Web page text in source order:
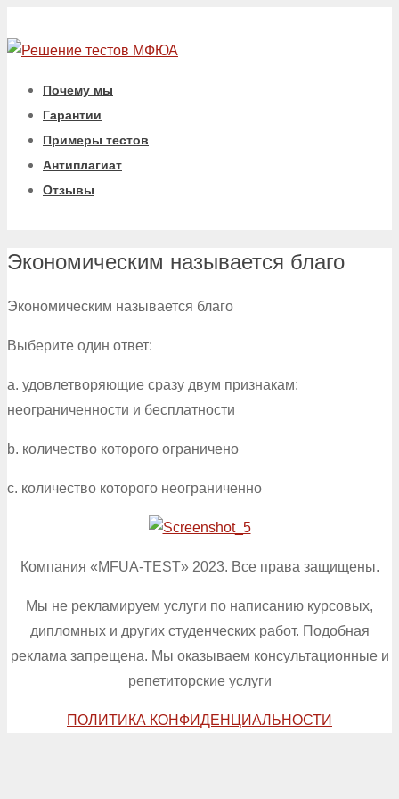
Почему мы
Гарантии
Примеры тестов
Антиплагиат
Отзывы
Экономическим называется благо
Экономическим называется благо
Выберите один ответ:
a. удовлетворяющие сразу двум признакам:
неограниченности и бесплатности
b. количество которого ограничено
c. количество которого неограниченно
Компания «MFUA-TEST» 2023. Все права защищены.
Мы не рекламируем услуги по написанию курсовых,
дипломных и других студенческих работ. Подобная
реклама запрещена. Мы оказываем консультационные и
репетиторские услуги
ПОЛИТИКА КОНФИДЕНЦИАЛЬНОСТИ